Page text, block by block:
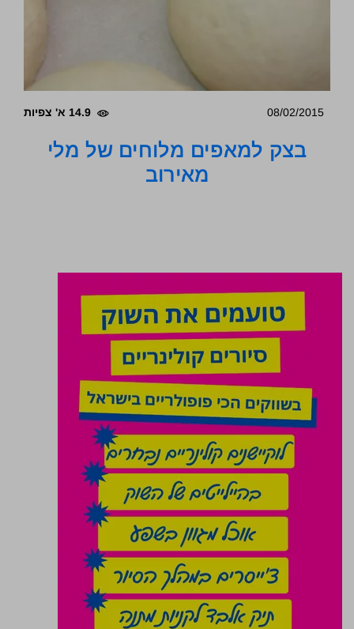
08/02/2015 14.9 א' צפיות
בצק למאפים מלוחים של מלי
מאירוב